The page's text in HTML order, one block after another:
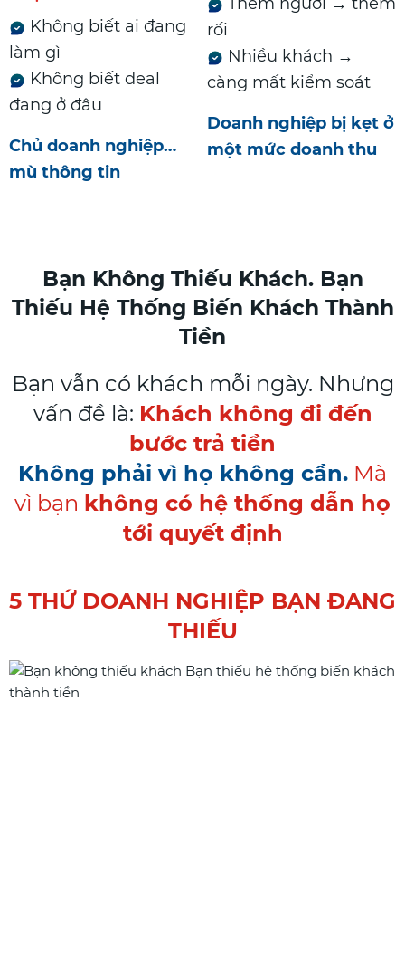
Không biết ai đang
làm gì
Không biết deal
đang ở đâu
Chủ doanh nghiệp…
mù thông tin
rối
Nhiều khách →
càng mất kiểm soát
Doanh nghiệp bị kẹt ở
một mức doanh thu
Bạn Không Thiếu Khách. Bạn
Thiếu Hệ Thống Biến Khách Thành
Tiền
Bạn vẫn có khách mỗi ngày. Nhưng
vấn đề là: Khách không đi đến
bước trả tiền
Không phải vì họ không cần. Mà
vì bạn không có hệ thống dẫn họ
tới quyết định
5 THỨ DOANH NGHIỆP BẠN ĐANG
THIẾU